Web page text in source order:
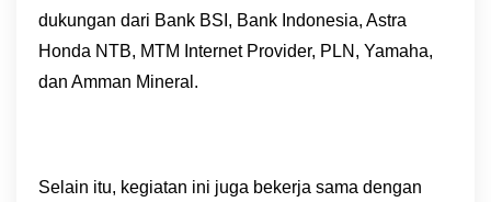
dukungan dari Bank BSI, Bank Indonesia, Astra
Honda NTB, MTM Internet Provider, PLN, Yamaha,
dan Amman Mineral.
Selain itu, kegiatan ini juga bekerja sama dengan